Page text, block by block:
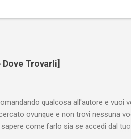
Trovarli]
qualcosa all'autore e vuoi
ovunque e non trovi nessuna
come farlo sia se accedi dal